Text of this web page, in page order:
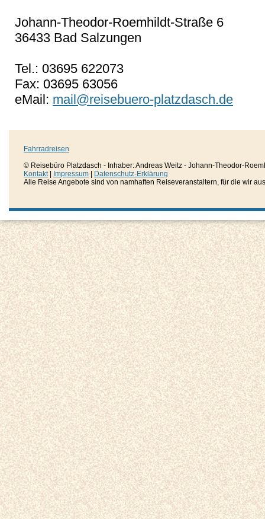
Johann-Theodor-Roemhildt-Straße 6
36433 Bad Salzungen
Tel.: 03695 622073
Fax: 03695 63056
eMail: mail@reisebuero-platzdasch.de
Fahrradreisen
© Reisebüro Platzdasch - Inhaber: Andreas Weitz - Johann-Theodor-
Kontakt| Impressum
Datenschutz-Erklärung
Alle Reise Angebote sind von namhaften Reiseveranstaltern, für die wir